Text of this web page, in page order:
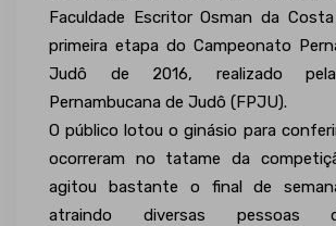
Faculdade Escritor Osman da
primeira etapa do Campeonato
Judô de 2016, realizado pela
Pernambucana de Judô (FPJU).
O público lotou o ginásio para
ocorreram no tatame da
agitou bastante o final de
atraindo diversas pessoas